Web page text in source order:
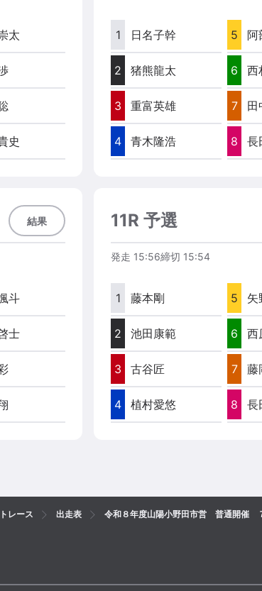
太
史
1 日名子幹
2 猪熊龍太
3 重富英雄
4 青木隆浩
5 阿
6 西
7 田
8 長
結果
斗
士
11R 予選
発走 15:56締切 15:54
1 藤本剛
2 池田康範
3 古谷匠
4 植村愛悠
5 矢
6 西
7 藤
8 長
レース 出走表 令和８年度山陽小野田市営 普通開催